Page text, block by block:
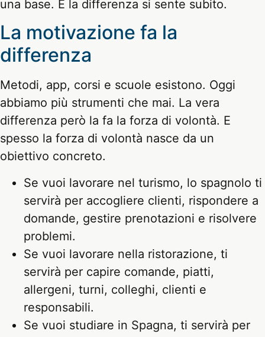
una base. E la differenza si sente subito.
La motivazione fa la
differenza
Metodi, app, corsi e scuole esistono. Oggi
abbiamo più strumenti che mai. La vera
differenza però la fa la forza di volontà. E
spesso la forza di volontà nasce da un
obiettivo concreto.
Se vuoi lavorare nel turismo, lo spagnolo ti
servirà per accogliere clienti, rispondere a
domande, gestire prenotazioni e risolvere
problemi.
Se vuoi lavorare nella ristorazione, ti
servirà per capire comande, piatti,
allergeni, turni, colleghi, clienti e
responsabili.
Se vuoi studiare in Spagna, ti servirà per